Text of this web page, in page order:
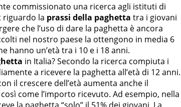
commissionato una ricerca agli istituti di
riguardo la prassi della paghetta tra i giovani
che l’uso di dare la paghetta è ancora
nel nostro paese la ottengono in media 6
hanno un’età tra i 10 e i 18 anni.
in Italia? Secondo la ricerca compiuta i
a ricevere la paghetta all’età di 12 anni.
il crescere dell’età aumenta anche il
come l’importo ricevuto. Ad esempio, nella
la paghetta “solo” il 51% dei giovani. La